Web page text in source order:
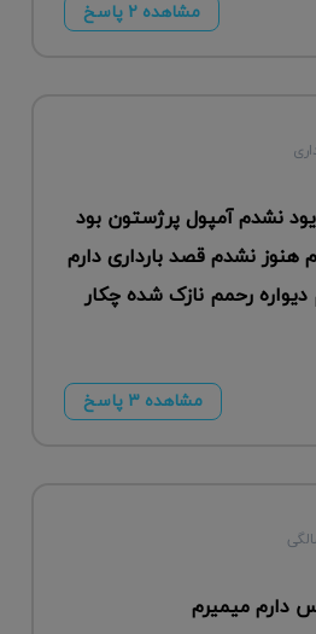
مشاهده ۲ پاسخ
نشدم آمپول پرژستون بود
هنوز نشدم قصد بارداری دارم
رحمم نازک شده چکار
مشاهده ۳ پاسخ
دارم میمیرم